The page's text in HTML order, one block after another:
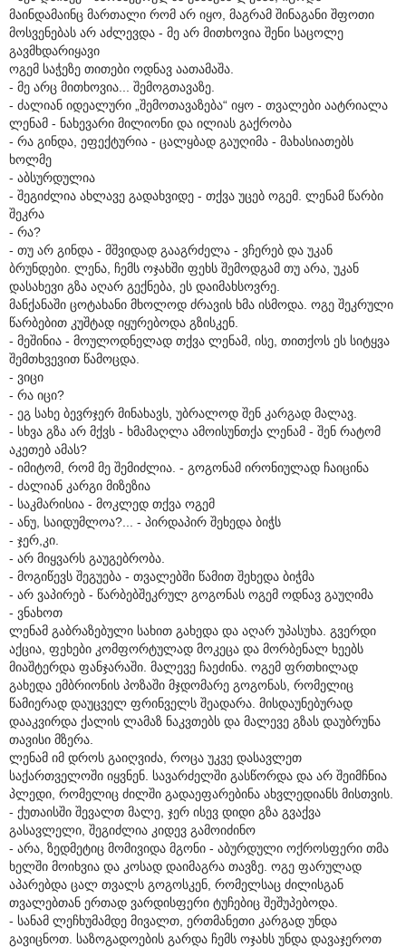
მაინდამაინც მართალი რომ არ იყო, მაგრამ შინაგანი შფოთი
მოსვენებას არ აძლევდა - მე არ მითხოვია შენი საცოლე
გავმხდარიყავი
ოგემ საჭეზე თითები ოდნავ აათამაშა.
- მე არც მითხოვია... შემოგთავაზე.
- ძალიან იდეალური „შემოთავაზება“ იყო - თვალები აატრიალა
ლენამ - ნახევარი მილიონი და ილიას გაქრობა
- რა გინდა, ეფექტურია - ცალყბად გაუღიმა - მახასიათებს
ხოლმე
- აბსურდულია
- შეგიძლია ახლავე გადახვიდე - თქვა უცებ ოგემ. ლენამ წარბი
შეკრა
- რა?
- თუ არ გინდა - მშვიდად გააგრძელა - ვჩერებ და უკან
ბრუნდები. ლენა, ჩემს ოჯახში ფეხს შემოდგამ თუ არა, უკან
დასახევი გზა აღარ გექნება, ეს დაიმახსოვრე.
მანქანაში ცოტახანი მხოლოდ ძრავის ხმა ისმოდა. ოგე შეკრული
წარბებით კუშტად იყურებოდა გზისკენ.
- მეშინია - მოულოდნელად თქვა ლენამ, ისე, თითქოს ეს სიტყვა
შემთხვევით წამოცდა.
- ვიცი
- რა იცი?
- ეგ სახე ბევრჯერ მინახავს, უბრალოდ შენ კარგად მალავ.
- სხვა გზა არ მქვს - ხმამაღლა ამოისუნთქა ლენამ - შენ რატომ
აკეთებ ამას?
- იმიტომ, რომ მე შემიძლია. - გოგონამ ირონიულად ჩაიცინა
- ძალიან კარგი მიზეზია
- საკმარისია - მოკლედ თქვა ოგემ
- ანუ, საიდუმლოა?... - პირდაპირ შეხედა ბიჭს
- ჯერ,კი.
- არ მიყვარს გაუგებრობა.
- მოგიწევს შეგუება - თვალებში წამით შეხედა ბიჭმა
- არ ვაპირებ - წარბებშეკრულ გოგონას ოგემ ოდნავ გაუღიმა
- ვნახოთ
ლენამ გაბრაზებული სახით გახედა და აღარ უპასუხა. გვერდი
აქცია, ფეხები კომფორტულად მოკეცა და მორბენალ ხეებს
მიაშტერდა ფანჯარაში. მალევე ჩაეძინა. ოგემ ფრთხილად
გახედა ემბრიონის პოზაში მჯდომარე გოგონას, რომელიც
წამიერად დაუცველ ფრინველს შეადარა. მისდაუნებურად
დააკვირდა ქალის ლამაზ ნაკვთებს და მალევე გზას დაუბრუნა
თავისი მზერა.
ლენამ იმ დროს გაიღვიძა, როცა უკვე დასავლეთ
საქართველოში იყვნენ. სავარძელში გასწორდა და არ შეიმჩნია
პლედი, რომელიც ძილში გადაეფარებინა ახვლედიანს მისთვის.
- ქუთაისში შევალთ მალე, ჯერ ისევ დიდი გზა გვაქვა
გასავლელი, შეგიძლია კიდევ გამოიძინო
- არა, ზედმეტიც მომივიდა მგონი - აბურდული ოქროსფერი თმა
ხელში მოიხვია და კოსად დაიმაგრა თავზე. ოგე ფარულად
აპარებდა ცალ თვალს გოგოსკენ, რომელსაც ძილისგან
თვალებთან ერთად ვარდისფერი ტუჩებიც შეშუპებოდა.
- სანამ ლეჩხუმამდე მივალთ, ერთმანეთი კარგად უნდა
გავიცნოთ. საზოგადოების გარდა ჩემს ოჯახს უნდა დავაჯეროთ